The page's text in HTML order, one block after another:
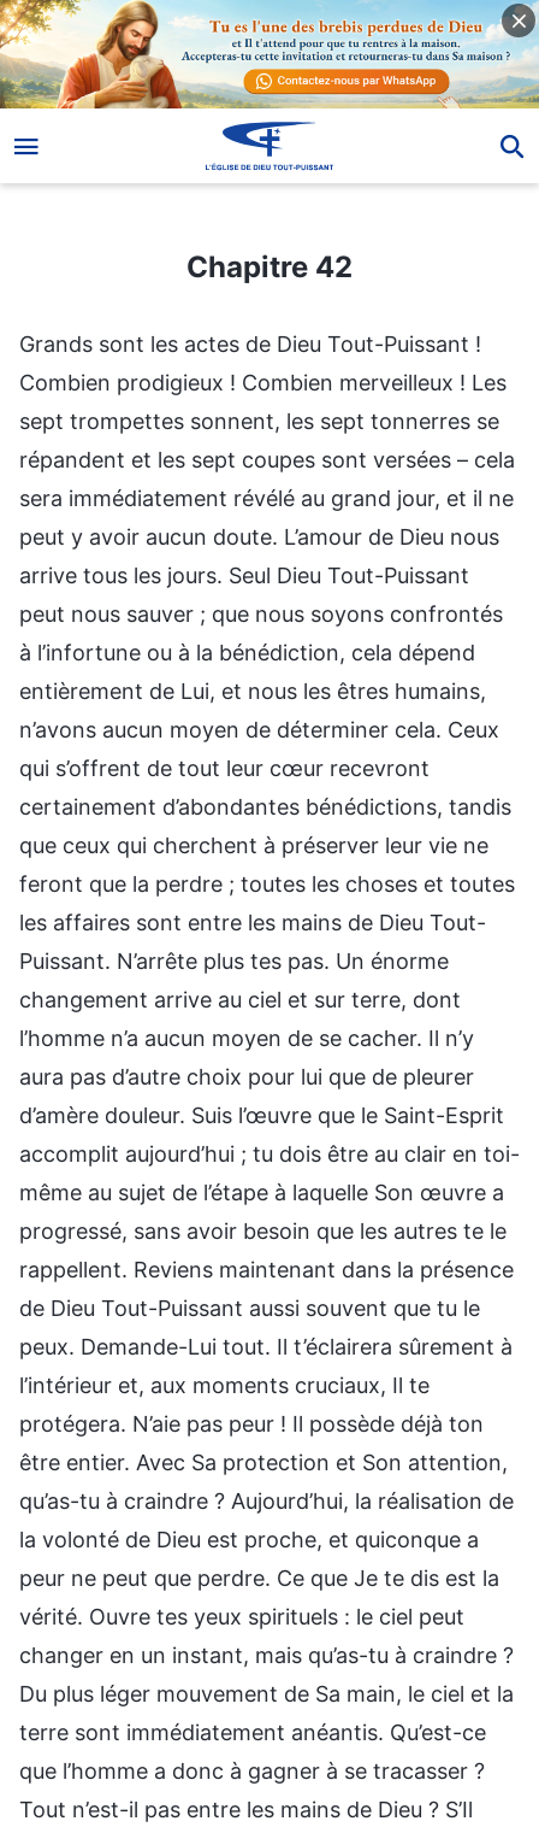
Chapitre 42
Grands sont les actes de Dieu Tout-Puissant !
Combien prodigieux ! Combien merveilleux ! Les
sept trompettes sonnent, les sept tonnerres se
répandent et les sept coupes sont versées – cela
sera immédiatement révélé au grand jour, et il ne
peut y avoir aucun doute. L’amour de Dieu nous
arrive tous les jours. Seul Dieu Tout-Puissant
peut nous sauver ; que nous soyons confrontés
à l’infortune ou à la bénédiction, cela dépend
entièrement de Lui, et nous les êtres humains,
n’avons aucun moyen de déterminer cela. Ceux
qui s’offrent de tout leur cœur recevront
certainement d’abondantes bénédictions, tandis
que ceux qui cherchent à préserver leur vie ne
feront que la perdre ; toutes les choses et toutes
les affaires sont entre les mains de Dieu Tout-
Puissant. N’arrête plus tes pas. Un énorme
changement arrive au ciel et sur terre, dont
l’homme n’a aucun moyen de se cacher. Il n’y
aura pas d’autre choix pour lui que de pleurer
d’amère douleur. Suis l’œuvre que le Saint-Esprit
accomplit aujourd’hui ; tu dois être au clair en toi-
même au sujet de l’étape à laquelle Son œuvre a
progressé, sans avoir besoin que les autres te le
rappellent. Reviens maintenant dans la présence
de Dieu Tout-Puissant aussi souvent que tu le
peux. Demande-Lui tout. Il t’éclairera sûrement à
l’intérieur et, aux moments cruciaux, Il te
protégera. N’aie pas peur ! Il possède déjà ton
être entier. Avec Sa protection et Son attention,
qu’as-tu à craindre ? Aujourd’hui, la réalisation de
la volonté de Dieu est proche, et quiconque a
peur ne peut que perdre. Ce que Je te dis est la
vérité. Ouvre tes yeux spirituels : le ciel peut
changer en un instant, mais qu’as-tu à craindre ?
Du plus léger mouvement de Sa main, le ciel et la
terre sont immédiatement anéantis. Qu’est-ce
que l’homme a donc à gagner à se tracasser ?
Tout n’est-il pas entre les mains de Dieu ? S’Il